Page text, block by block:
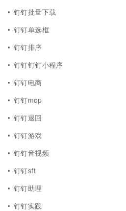
钉钉批量下载
钉钉单选框
钉钉排序
钉钉钉钉小程序
钉钉电商
钉钉mcp
钉钉退回
钉钉游戏
钉钉音视频
钉钉sft
钉钉助理
钉钉实践